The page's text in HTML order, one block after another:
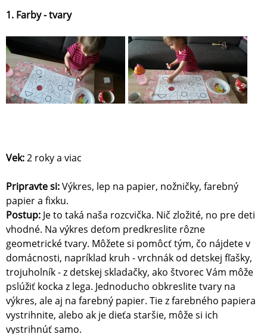
1. Farby - tvary
Vek:2 roky a viac
Pripravte si:Výkres, lep na papier, nožničky, farebný
papier a fixku.
Postup: Je to taká naša rozcvička. Nič zložité, no pre deti
vhodné. Na výkres deťom predkreslite rôzne
geometrické tvary. Môžete si pomôcť tým, čo nájdete v
domácnosti, napríklad kruh - vrchnák od detskej fľašky,
trojuholník - z detskej skladačky, ako štvorec Vám môže
pslúžiť kocka z lega. Jednoducho obkreslite tvary na
výkres, ale aj na farebný papier. Tie z farebného papiera
vystrihnite, alebo ak je dieťa staršie, môže si ich
vystrihnúť samo.